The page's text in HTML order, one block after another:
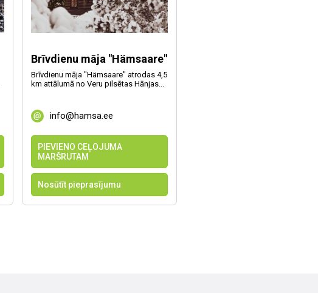
Brīvdienu māja "Hämsaare"
Brīvdienu māja "Hämsaare" atrodas 4,5
km attālumā no Veru pilsētas Hānjas...
info@hamsa.ee
PIEVIENO CEĻOJUMA
MARŠRUTAM
Nosūtīt pieprasījumu